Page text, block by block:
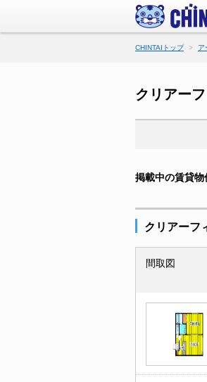
CHINTAIトップ ア
クリアー
掲載中の賃貸物
クリアーフ
間取図